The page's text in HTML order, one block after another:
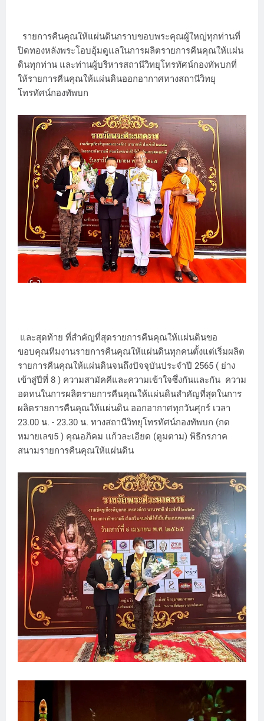
รายการคืนคุณให้แผ่นดินกราบขอบพระคุณผู้ใหญ่ทุกท่านที่
ปิดทองหลังพระโอบอุ้มดูแลในการผลิตรายการคืนคุณให้แผ่น
ดินทุกท่าน และท่านผู้บริหารสถานีวิทยุโทรทัศน์กองทัพบกที่
ให้รายการคืนคุณให้แผ่นดินออกอากาศทางสถานีวิทยุ
โทรทัศน์กองทัพบก
และสุดท้าย ที่สำคัญที่สุดรายการคืนคุณให้แผ่นดินขอ
ขอบคุณทีมงานรายการคืนคุณให้แผ่นดินทุกคนตั้งแต่เริ่มผลิต
รายการคืนคุณให้แผ่นดินจนถึงปัจจุบันประจำปี 2565 ( ย่าง
เข้าสู่ปีที่ 8 ) ความสามัคคีและความเข้าใจซึ่งกันและกัน ความ
อดทนในการผลิตรายการคืนคุณให้แผ่นดินสำคัญที่สุดในการ
ผลิตรายการคืนคุณให้แผ่นดิน ออกอากาศทุกวันศุกร์ เวลา
23.00 น. - 23.30 น. ทางสถานีวิทยุโทรทัศน์กองทัพบก (กด
หมายเลข5 ) คุณอภิคม แก้วละเอียด (ตูมตาม) พิธีกรภาค
สนามรายการคืนคุณให้แผ่นดิน